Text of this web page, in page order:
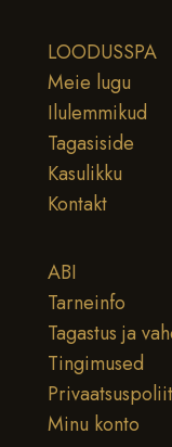
LOODUSSPA
Meie lugu
Ilulemmikud
Tagasiside
Kasulikku
Kontakt
ABI
Tarneinfo
Tagastus ja
Tingimused
Minu konto